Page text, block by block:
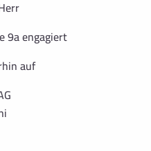
9a engagiert
auf